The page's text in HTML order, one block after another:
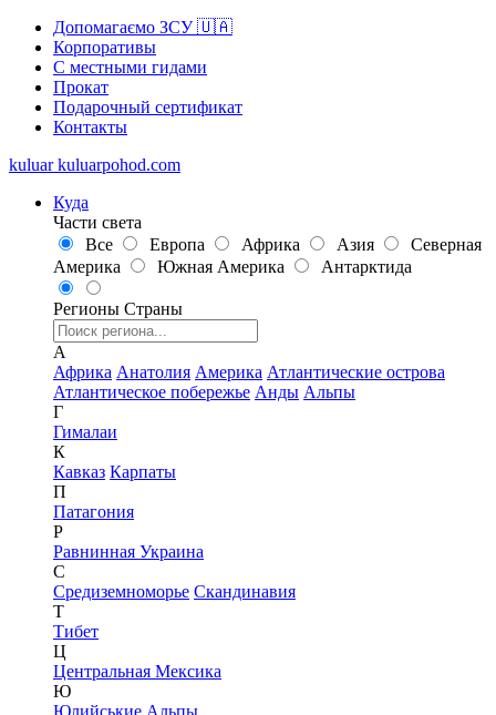
Допомагаємо ЗСУ 🇺🇦
Корпоративы
С местными гидами
Прокат
Подарочный сертификат
Контакты
kuluar kuluarpohod.com
Куда
Части света
Все
Европа Африка Азия
Северная
Америка
Южная Америка Антарктида
Регионы Страны
А
Африка Анатолия Америка Атлантические острова
Атлантическое побережье Анды Альпы
Г
Гималаи
К
Кавказ Карпаты
П
Патагония
Р
Равнинная Украина
С
Средиземноморье Скандинавия
Т
Тибет
Ц
Центральная Мексика
Ю
Юлийськие Альпы